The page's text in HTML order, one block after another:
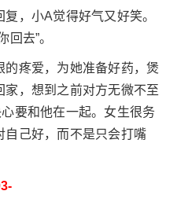
，小A觉得好气又好笑。
去”。
疼爱，为她准备好药，煲
，想到之前对方无微不至
要和他在一起。女生很务
自己好，而不是只会打嘴